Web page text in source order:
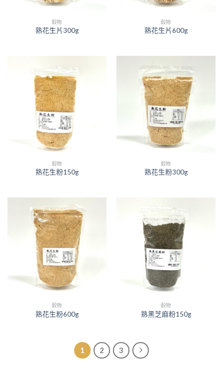
穀物
熟花生片300g
穀物
熟花生片600g
穀物
熟花生粉150g
穀物
熟花生粉300g
穀物
熟花生粉600g
穀物
熟黑芝麻粉150g
1 2 3